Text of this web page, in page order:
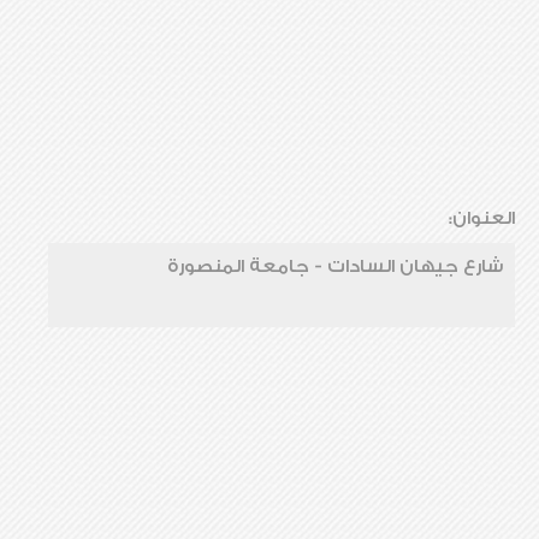
العنوان:
شارع جيهان السادات - جامعة المنصورة